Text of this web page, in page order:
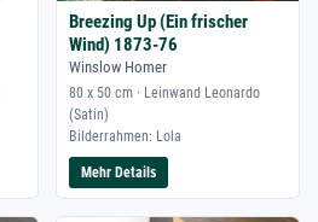
Breezing Up (Ein frischer
Wind) 1873-76
Winslow Homer
80 x 50 cm · Leinwand Leonardo
(Satin)
Bilderrahmen: Lola
Mehr Details